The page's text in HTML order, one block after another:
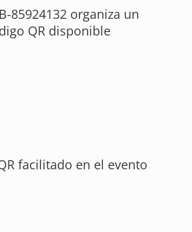
85924132 organiza un
QR disponible
facilitado en el evento